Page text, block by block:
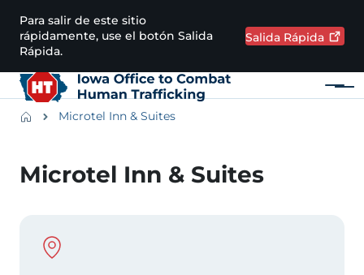
Pasar al contenido principal
Para salir de este sitio
rápidamente, use el botón Salida
Rápida.
Salida Rápida
Menú
BreadcrumbsMicrotel Inn & Suites
Microtel Inn & Suites
Physical Location